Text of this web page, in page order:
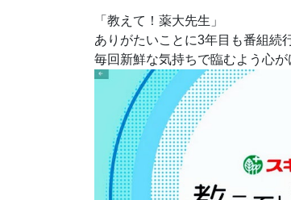
「教えて！薬大先生」
ありがたいことに3年目も番組続
毎回新鮮な気持ちで臨むよう心